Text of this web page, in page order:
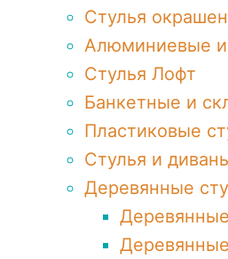
Стулья
Алюминиевые и
Стулья Лофт
Банкетные и
Пластиковые
Стулья и
Деревянные